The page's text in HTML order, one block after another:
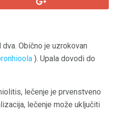
Obično je uzrokovan
). Upala dovodi do
lečenje je prvenstveno
lečenje može uključiti